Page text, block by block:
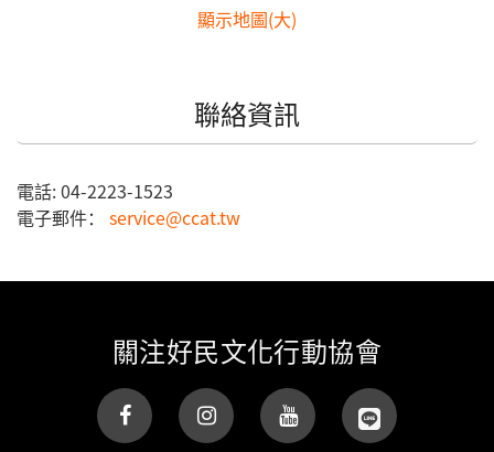
顯示地圖(大)
聯絡資訊
電話:04-2223-1523
電子郵件： service@ccat.tw
關注好民文化行動協會